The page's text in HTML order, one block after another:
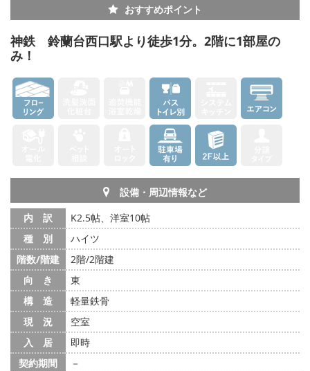
おすすめポイント
神鉄 鈴蘭台西口駅より徒歩1分。2階に1部屋の
み！
設備・周辺情報など
内 訳
K2.5帖、洋室10帖
種 別
ハイツ
階数/階建
2階/2階建
向 き
東
構 造
軽量鉄骨
現 況
空室
入 居
即時
契約期間
－